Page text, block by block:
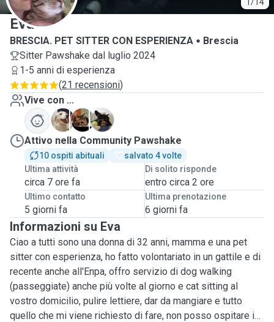
Eva
BRESCIA. PET SITTER CON ESPERIENZA
Brescia
Sitter Pawshake dal luglio 2024
1-5 anni di esperienza
(21 recensioni)
Vive con ...
D
L
N
Attivo nella Community Pawshake
10 ospiti abituali
salvato 4 volte
Ultima attività
circa 7 ore fa
Di solito risponde
entro circa 2 ore
Ultimo contatto
5 giorni fa
Ultima prenotazione
6 giorni fa
Informazioni su Eva
Ciao a tutti sono una donna di 32 anni, mamma e una pet
sitter con esperienza, ho fatto volontariato in un gattile e di
recente anche all'Enpa, offro servizio di dog walking
(passeggiate) anche più volte al giorno e cat sitting al
vostro domicilio, pulire lettiere, dar da mangiare e tutto
quello che mi viene richiesto di fare, non posso ospitare io